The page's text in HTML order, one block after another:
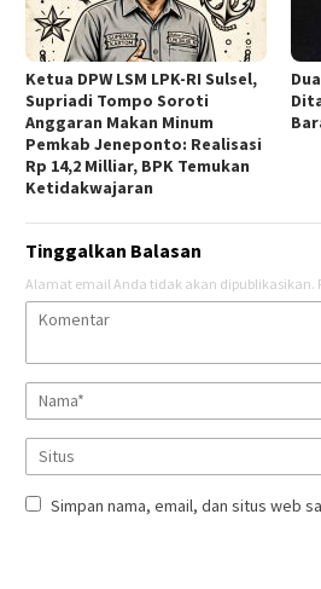
Ketua DPW LSM LPK-RI Sulsel,
Supriadi Tompo Soroti
Anggaran Makan Minum
Pemkab Jeneponto: Realisasi
Rp 14,2 Milliar, BPK Temukan
Ketidakwajaran
Tinggalkan Balasan
Alamat email Anda tidak akan dipublikasikan.
Simpan nama, email, dan situs web